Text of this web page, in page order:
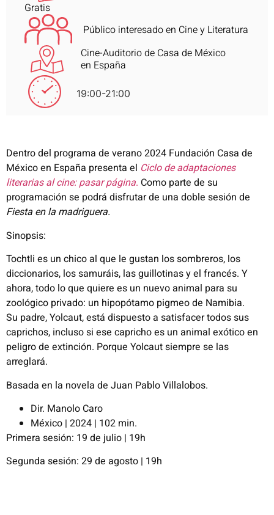
Gratis
Público interesado en Cine y Literatura
Cine-Auditorio de Casa de México
en España
19:00-21:00
Dentro del programa de verano 2024 Fundación Casa de
México en España presenta el Ciclo de adaptaciones
literarias al cine: pasar página. Como parte de su
programación se podrá disfrutar de una doble sesión de
Fiesta en la madriguera.
Sinopsis:
Tochtli es un chico al que le gustan los sombreros, los
diccionarios, lossamuráis, las guillotinas y el francés. Y
ahora, todo lo que quiere es un nuevoanimal para su
zoológico privado: un hipopótamo pigmeo de Namibia.
Su padre,Yolcaut, está dispuesto a satisfacer todos sus
caprichos, incluso si ese capricho es un animal exótico en
peligro de extinción. Porque Yolcautsiempre se las
arreglará.
Basada en la novela de Juan Pablo Villalobos.
Dir. Manolo Caro
México | 2024 | 102 min.
Primera sesión: 19 de julio | 19h
Segunda sesión: 29 de agosto | 19h